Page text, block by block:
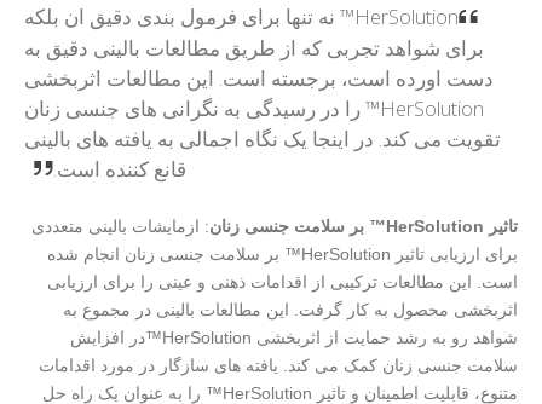
HerSolution™ نه تنها برای فرمول بندی دقیق ان بلکه
برای شواهد تجربی که از طریق مطالعات بالینی دقیق به
دست اورده است، برجسته است. این مطالعات اثربخشی
HerSolution™ را در رسیدگی به نگرانی های جنسی زنان
تقویت می کند. در اینجا یک نگاه اجمالی به یافته های بالینی
قانع کننده است.
تاثیر HerSolution™ بر سلامت جنسی زنان
: ازمایشات بالینی متعددی
برای ارزیابی تاثیر HerSolution™ بر سلامت جنسی زنان انجام شده
است. این مطالعات ترکیبی از اقدامات ذهنی و عینی را برای ارزیابی
اثربخشی محصول به کار گرفت. این مطالعات بالینی در مجموع به
شواهد رو به رشد حمایت از اثربخشی HerSolution™در افزایش
سلامت جنسی زنان کمک می کند. یافته های سازگار در مورد اقدامات
متنوع، قابلیت اطمینان و تاثیر HerSolution™ را به عنوان یک راه حل